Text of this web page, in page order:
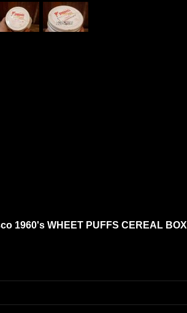
1960's WHEET PUFFS CEREAL BOX